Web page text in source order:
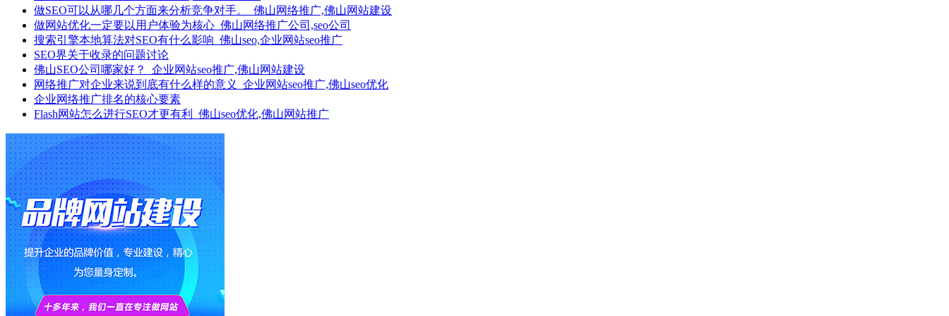
做SEO可以从哪几个方面来分析竞争对手。_佛山网络推广,佛山网站建设
做网站优化一定要以用户体验为核心_佛山网络推广公司,seo公司
搜索引擎本地算法对SEO有什么影响_佛山seo,企业网站seo推广
SEO界关于收录的问题讨论
佛山SEO公司哪家好？_企业网站seo推广,佛山网站建设
网络推广对企业来说到底有什么样的意义_企业网站seo推广,佛山seo优化
企业网络推广排名的核心要素
Flash网站怎么进行SEO才更有利_佛山seo优化,佛山网站推广